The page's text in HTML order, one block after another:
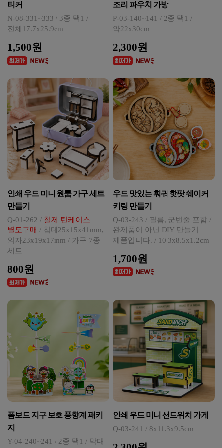
티커
N-08-331~333 / 3종 택1 /
전체17.7x25.9cm
1,500원
조리 파우치 가방
P-03-140~141 / 2종 택1 /
약22x30cm
2,300원
인쇄 우드 미니 원룸 가구 세트
만들기
Q-01-262 / 철제 틴케이스
별도구매 / 침대25x15x41mm,
의자23x19x17mm / 가구 7종
세트
800원
우드 맛있는 훠궈 핫팟 쉐이커
키링 만들기
Q-03-243 / 필름, 군번줄 포함 /
완제품이 아닌 DIY 만들기
제품입니다. / 10.3x8.5x1.2cm
1,700원
폼보드 지구 보호 풍향계 패키
지
Y-04-240~241 / 2종 택1 / 막대
인쇄 우드 미니 샌드위치 가게
Q-03-241 / 8x11.3x9.5cm